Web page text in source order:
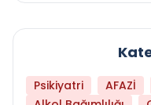
Psikiyatri AFAZİ